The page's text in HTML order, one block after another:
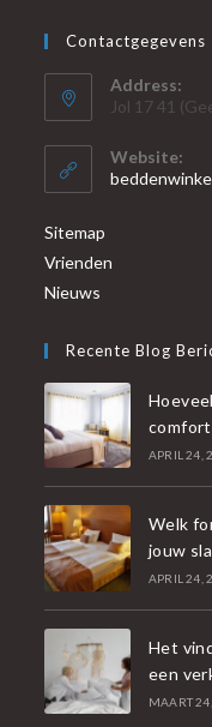
Contactgegevens
Address:
Jol 17 41
Website:
Sitemap
Vrienden
Nieuws
Recente Blog
APRIL 24,
Welk
jouw
APRIL 24,
Het
een
MAART